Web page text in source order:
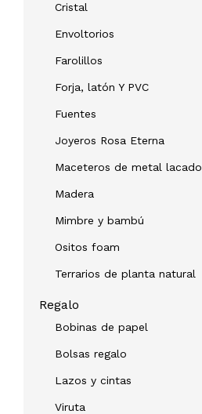
Cristal
Envoltorios
Farolillos
Forja, latón Y PVC
Fuentes
Joyeros Rosa Eterna
Maceteros de metal lacado
Madera
Mimbre y bambú
Ositos foam
Terrarios de planta natural
Regalo
Bobinas de papel
Bolsas regalo
Lazos y cintas
Viruta